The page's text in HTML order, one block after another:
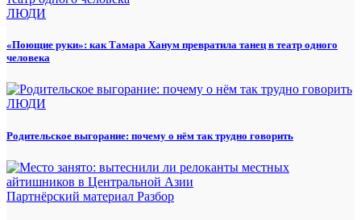
ЛЮДИ
«Поющие руки»: как Тамара Ханум превратила танец в театр одного
человека
ЛЮДИ
Родительское выгорание: почему о нём так трудно говорить
Партнёрский материал Разбор